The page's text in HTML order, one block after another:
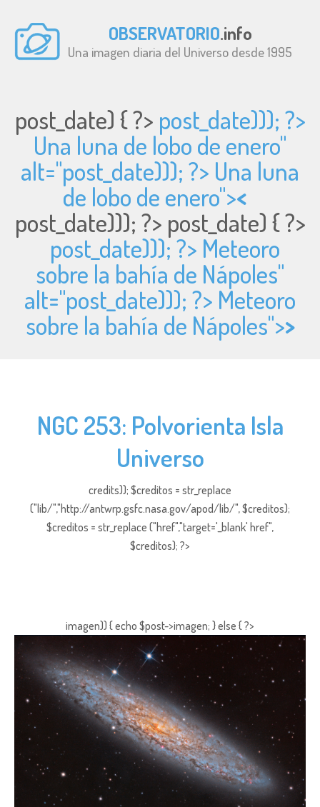
OBSERVATORIO.info
Una imagen diaria del Universo desde 1995
post_date) { ?> post_date))); ?>
Una luna de lobo de enero"
alt="post_date))); ?> Una luna
de lobo de enero"><
post_date))); ?> post_date) { ?>
post_date))); ?> Meteoro
sobre la bahía de Nápoles"
alt="post_date))); ?> Meteoro
sobre la bahía de Nápoles">>
NGC 253: Polvorienta Isla
Universo
credits)); $creditos = str_replace
("lib/","http://antwrp.gsfc.nasa.gov/apod/lib/", $creditos);
$creditos = str_replace ("href","target='_blank' href",
$creditos); ?>
imagen)) { echo $post->imagen; } else { ?>